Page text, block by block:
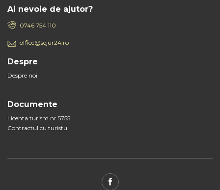
Ai nevoie de ajutor?
0746 754 110
office@sejur24.ro
Despre
Despre noi
Documente
Licenta turism nr 5755
Contractul cu turistul